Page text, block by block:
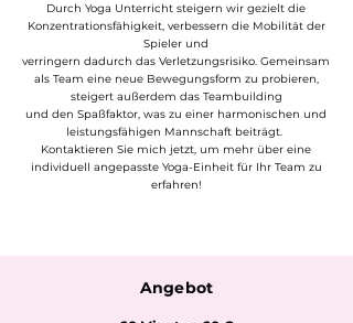
Durch Yoga Unterricht steigern wir gezielt die
Konzentrationsfähigkeit, verbessern die Mobilität der
Spieler und
verringern dadurch das Verletzungsrisiko. Gemeinsam
als Team eine neue Bewegungsform zu probieren,
steigert außerdem das Teambuilding
und den Spaßfaktor, was zu einer harmonischen und
leistungsfähigen Mannschaft beiträgt.
Kontaktieren Sie mich jetzt, um mehr über eine
individuell angepasste Yoga-Einheit für Ihr Team zu
erfahren!
Angebot